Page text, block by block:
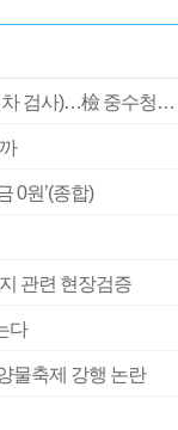
검사 신분 버리고 직급하향(10년 이하 저연차 검사)…檢 중수청행 기피
0원’(종합)
관련 현장검증
다
물축제 강행 논란